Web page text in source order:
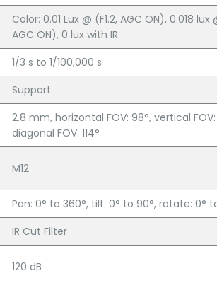
Color: 0.01 Lux @ (F1.2, AGC ON), 0.018 lux
AGC ON), 0 lux with IR
1/3 s to 1/100,000 s
Support
2.8 mm, horizontal FOV: 98°, vertical FOV:
diagonal FOV: 114°
M12
Pan: 0° to 360°, tilt: 0° to 90°, rotate: 0°
IR Cut Filter
120 dB